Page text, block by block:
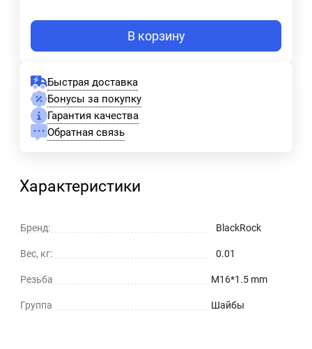
В корзину
Быстрая доставка
Бонусы за покупку
Гарантия качества
Обратная связь
Характеристики
Бренд: BlackRock
Вес, кг: 0.01
Резьба M16*1.5 mm
Группа Шайбы